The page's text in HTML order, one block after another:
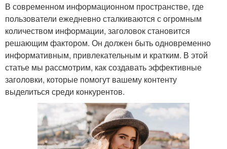
В современном информационном пространстве, где
пользователи ежедневно сталкиваются с огромным
количеством информации, заголовок становится
решающим фактором. Он должен быть одновременно
информативным, привлекательным и кратким. В этой
статье мы рассмотрим, как создавать эффективные
заголовки, которые помогут вашему контенту
выделиться среди конкурентов.